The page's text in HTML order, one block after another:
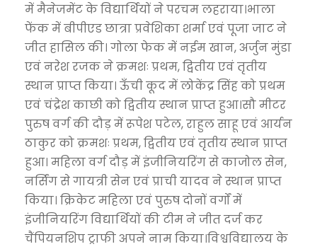
में मैनेजमेंट के विद्यार्थियों ने परचम लहराया।भाला
फेंक में बीपीएड छात्रा प्रवेशिका शर्मा एवं पूजा जाट ने
जीत हासिल की। गोला फेक में नईम खान, अर्जुन मुंडा
एवं नरेश रजक ने क्रमशः प्रथम, द्वितीय एवं तृतीय
स्थान प्राप्त किया। ऊँची कूद में लोकेंद्र सिंह को प्रथम
एवं चंद्रेश काछी को द्वितीय स्थान प्राप्त हुआ।सौ मीटर
पुरुष वर्ग की दौड़ में रूपेश पटेल, राहुल साहू एवं आर्यन
ठाकुर को क्रमशः प्रथम, द्वितीय एवं तृतीय स्थान प्राप्त
हुआ। महिला वर्ग दौड़ में इंजीनियरिंग से काजोल सेन,
नर्सिंग से गायत्री सेन एवं प्राची यादव ने स्थान प्राप्त
किया। क्रिकेट महिला एवं पुरुष दोनों वर्गों में
इंजीनियरिंग विद्यार्थियों की टीम ने जीत दर्ज कर
चैंपियनशिप ट्राफी अपने नाम किया।विश्वविद्यालय के